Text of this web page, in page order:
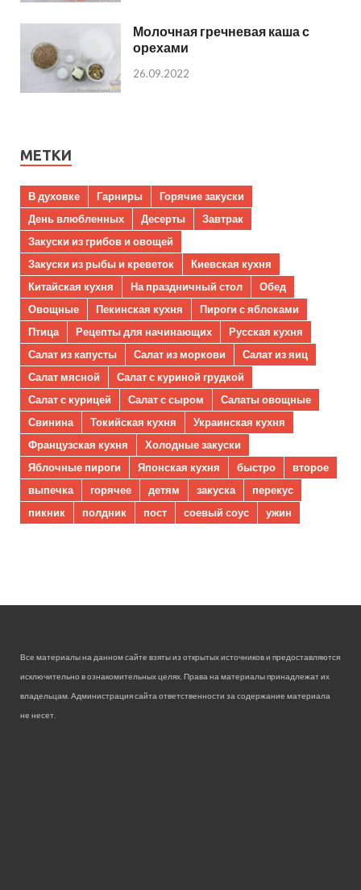
Молочная гречневая каша с
орехами
26.09.2022
МЕТКИ
В духовке Гарниры
Горячие закуски
День влюбленных
Десерты
Завтрак
Закуски из грибов и овощей
Закуски из рыбы и креветок
Киевская кухня
Китайская кухня
На праздничный стол
Обед
Овощные
Пекинская кухня
Пироги с яблоками
Птица
Рецепты для начинающих
Русская кухня
Салат из капусты
Салат из моркови
Салат из яиц
Салат мясной
Салат с куриной грудкой
Салат с курицей
Салат с сыром
Салаты овощные
Свинина
Токийская кухня
Украинская кухня
Французская кухня
Холодные закуски
Яблочные пироги
Японская кухня быстро
второе
выпечка
горячее детям закуска
перекус
пикник
полдник пост соевый соус ужин
Все материалы на данном сайте взяты из открытых источников и предоставляются
исключительно в ознакомительных целях. Права на материалы принадлежат их
владельцам. Администрация сайта ответственности за содержание материала
не несет.